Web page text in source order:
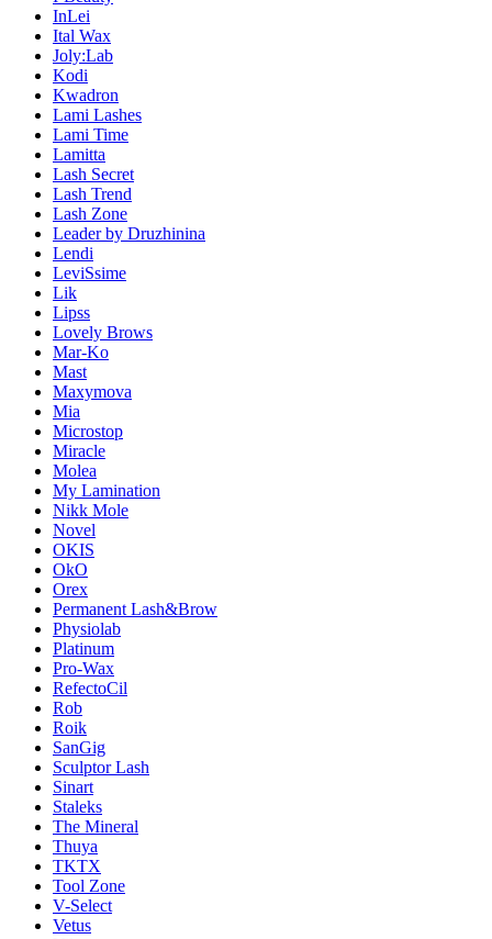
InLei
Ital Wax
Joly:Lab
Kodi
Kwadron
Lami Lashes
Lami Time
Lamitta
Lash Secret
Lash Trend
Lash Zone
Leader by Druzhinina
Lendi
LeviSsime
Lik
Lipss
Lovely Brows
Mar-Ko
Mast
Maxymova
Mia
Microstop
Miracle
Molea
My Lamination
Nikk Mole
Novel
OKIS
OkO
Orex
Permanent Lash&Brow
Physiolab
Platinum
Pro-Wax
RefectoCil
Rob
Roik
SanGig
Sculptor Lash
Sinart
Staleks
The Mineral
Thuya
TKTX
Tool Zone
V-Select
Vetus